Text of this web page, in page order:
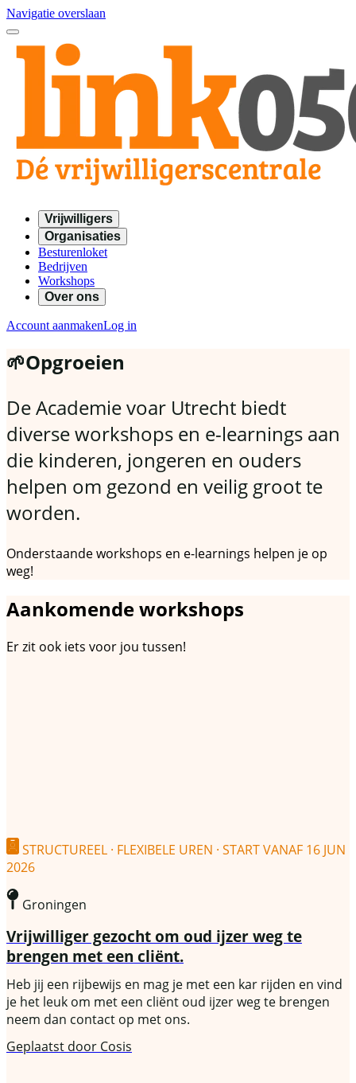
Navigatie overslaan
Vrijwilligers
Organisaties
Besturenloket
Bedrijven
Workshops
Over ons
Account aanmakenLog in
🌱Opgroeien
De Academie voar Utrecht biedt
diverse workshops en e-learnings aan
die kinderen, jongeren en ouders
helpen om gezond en veilig groot te
worden.
Onderstaande workshops en e-learnings helpen je op
weg!
Aankomende workshops
Er zit ook iets voor jou tussen!
STRUCTUREEL · FLEXIBELE UREN · START VANAF 16 JUN
2026
Groningen
Vrijwilliger gezocht om oud ijzer weg te
brengen met een cliënt.
Heb jij een rijbewijs en mag je met een kar rijden en vind
je het leuk om met een cliënt oud ijzer weg te brengen
neem dan contact op met ons.
Geplaatst door Cosis